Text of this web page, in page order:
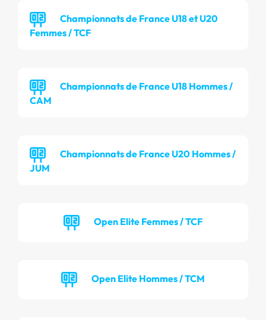
Championnats de France U18 et U20
Femmes / TCF
Championnats de France U18 Hommes /
CAM
Championnats de France U20 Hommes /
JUM
Open Elite Femmes / TCF
Open Elite Hommes / TCM